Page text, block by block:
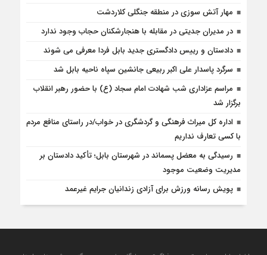
مهار آتش سوزی در منطقه جنگلی کلاردشت
در مدیران جدیتی در مقابله با هنجارشکنان حجاب وجود ندارد
دادستان و رییس دادگستری جدید بابل فردا معرفی می شوند
سرگرد پاسدار علی اکبر ربیعی جانشین سپاه ناحیه بابل شد
مراسم عزاداری شب شهادت امام سجاد (ع) با حضور رهبر انقلاب
برگزار شد
اداره کل میراث فرهنگی و گردشگری در خواب/در راستای منافع مردم
با کسی تعارف نداریم
رسیدگی به معضل پسماند در شهرستان بابل؛ تأکید دادستان بر
مدیریت وضعیت موجود
پویش رسانه ورزش برای آزادی زندانیان جرایم غیرعمد